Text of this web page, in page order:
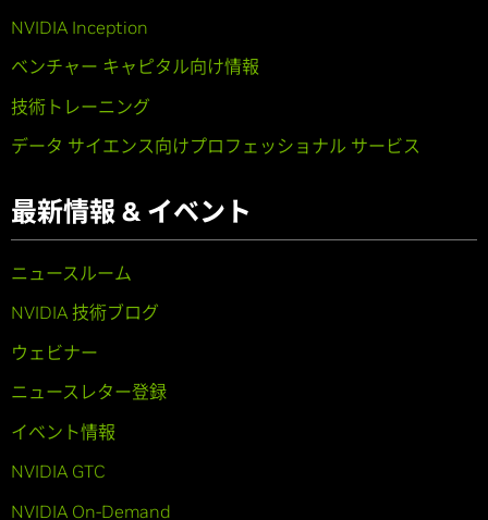
NVIDIA Inception
ベンチャー キャピタル向け情報
技術トレーニング
データ サイエンス向けプロフェッショナル サービス
最新情報 & イベント
ニュースルーム
NVIDIA 技術ブログ
ウェビナー
ニュースレター登録
イベント情報
NVIDIA GTC
NVIDIA On-Demand